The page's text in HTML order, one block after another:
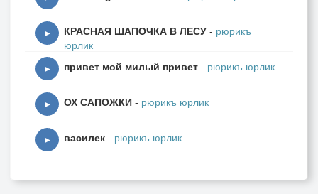
▶ КРАСНАЯ ШАПОЧКА В ЛЕСУ - рюрикъ
юрлик
▶ привет мой милый привет - рюрикъ юрлик
▶ ОХ САПОЖКИ - рюрикъ юрлик
▶ василек - рюрикъ юрлик